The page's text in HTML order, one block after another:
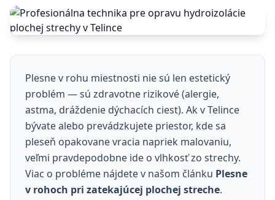
Plesne v rohu miestnosti nie sú len estetický
problém — sú zdravotne rizikové (alergie,
astma, dráždenie dýchacích ciest). Ak v Telince
bývate alebo prevádzkujete priestor, kde sa
pleseň opakovane vracia napriek malovaniu,
veľmi pravdepodobne ide o vlhkosť zo strechy.
Viac o probléme nájdete v našom článku Plesne
v rohoch pri zatekajúcej plochej streche.